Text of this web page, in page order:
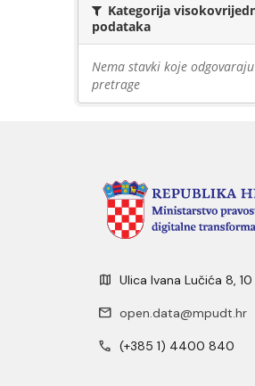
Kategorija
podataka
Nema stavki koje
pretrage